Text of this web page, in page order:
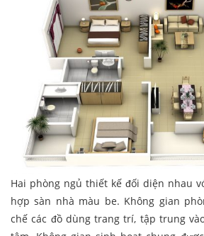
Hai phòng ngủ thiết kế đối diện nhau
hợp sàn nhà màu be. Không gian
chế các đồ dùng trang trí, tập trung